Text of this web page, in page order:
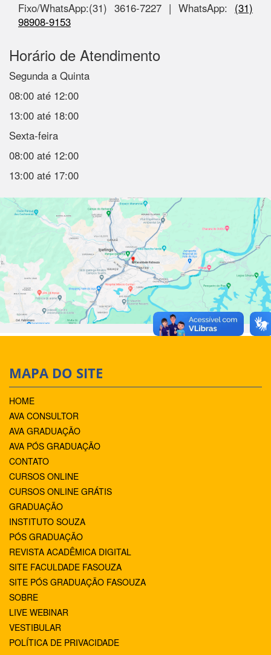
Fixo/WhatsApp:(31) 3616-7227 | WhatsApp: (31)
98908-9153
Horário de Atendimento
Segunda a Quinta
08:00 até 12:00
13:00 até 18:00
Sexta-feira
08:00 até 12:00
13:00 até 17:00
MAPA DO SITE
HOME
AVA CONSULTOR
AVA GRADUAÇÃO
AVA PÓS GRADUAÇÃO
CONTATO
CURSOS ONLINE
CURSOS ONLINE GRÁTIS
GRADUAÇÃO
INSTITUTO SOUZA
PÓS GRADUAÇÃO
REVISTA ACADÊMICA DIGITAL
SITE FACULDADE FASOUZA
SITE PÓS GRADUAÇÃO FASOUZA
SOBRE
LIVE WEBINAR
VESTIBULAR
POLÍTICA DE PRIVACIDADE